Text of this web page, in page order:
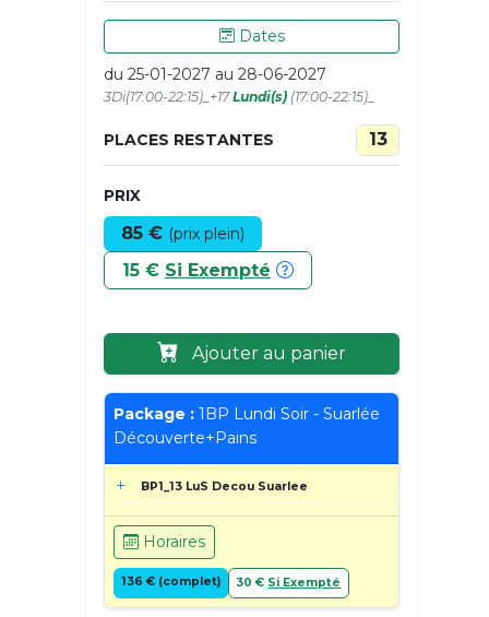
Dates
du 25-01-2027 au 28-06-2027
3Di(17:00-22:15)_+17Lundi(s) (17:00-22:15)_
PLACES RESTANTES 13
PRIX
85 € (prix plein)
15 € Si Exempté
Ajouter au panier
Package : 1BP Lundi Soir - Suarlée
Découverte+Pains
BP1_13 LuS Decou Suarlee
Horaires
136 € (complet) 30 € Si Exempté